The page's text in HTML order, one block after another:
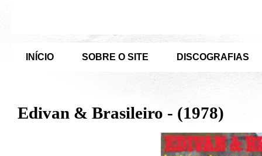
INÍCIO SOBRE O SITE DISCOGRAFIAS
Edivan & Brasileiro - (1978)